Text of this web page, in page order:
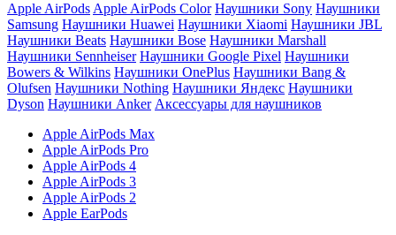
Apple AirPods Apple AirPods Color Наушники Sony Наушники
Samsung Наушники Huawei Наушники Xiaomi Наушники JBL
Наушники Beats Наушники Bose Наушники Marshall
Наушники Sennheiser Наушники Google Pixel Наушники
Bowers & Wilkins Наушники OnePlus Наушники Bang &
Olufsen Наушники Nothing Наушники Яндекс Наушники
Dyson Наушники Anker Аксессуары для наушников
Apple AirPods Max
Apple AirPods Pro
Apple AirPods 4
Apple AirPods 3
Apple AirPods 2
Apple EarPods